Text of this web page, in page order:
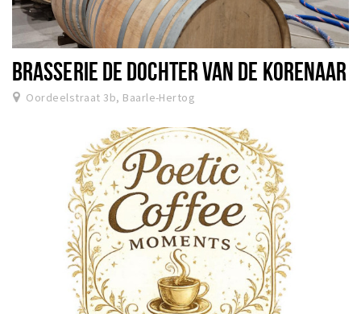
BRASSERIE DE DOCHTER VAN DE KORENAAR
Oordeelstraat 3b, Baarle-Hertog